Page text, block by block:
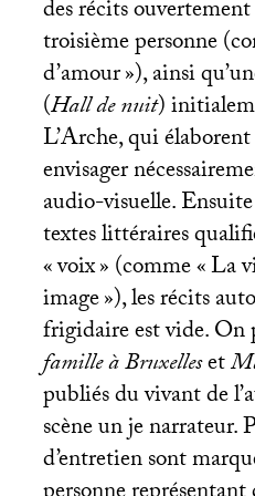
des récits
troisième personne
d’amour»), ainsi
(Hall de nuit)
L’Arche, qui
envisager
audio-visuelle. Ensuite
textes littéraires
«voix» (comme «La
image»), les récits
frigidaire est vide.
famille à Bruxelleset
publiés du vivant de
scène un je narrateur.
d’entretien sont